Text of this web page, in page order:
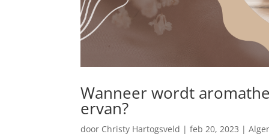
Wanneer wordt
ervan?
door Christy Hartogsveld |feb 20, 2023 |